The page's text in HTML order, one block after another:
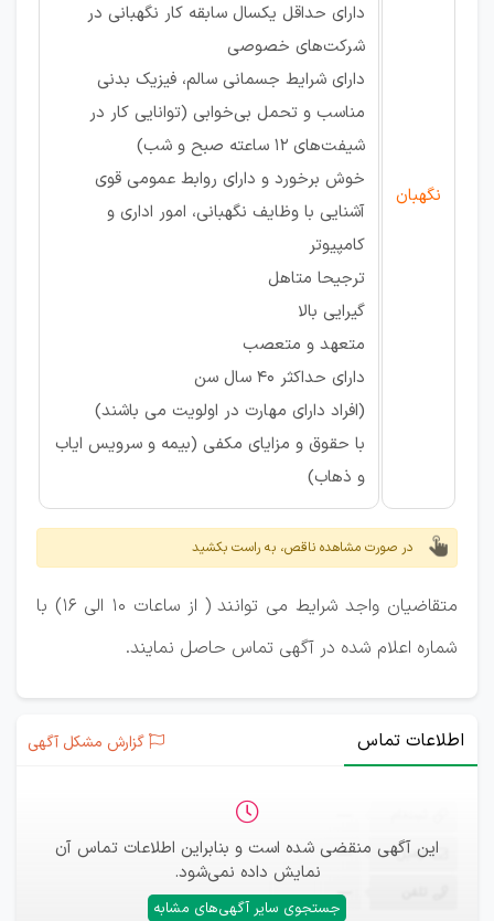
نگهبان
دارای حداقل یکسال سابقه کار نگهبانی در
شرکت‌های خصوصی
دارای شرایط جسمانی سالم، فیزیک بدنی
مناسب و تحمل بی‌خوابی (توانایی کار در
شیفت‌های 12 ساعته صبح و شب)
خوش برخورد و دارای روابط عمومی قوی
آشنایی با وظایف نگهبانی، امور اداری و
کامپیوتر
ترجیحا متاهل
گیرایی بالا
متعهد و متعصب
دارای حداکثر 40 سال سن
(افراد دارای مهارت در اولویت می باشند)
با حقوق و مزایای مکفی (بیمه و سرویس ایاب
و ذهاب)
در صورت مشاهده ناقص، به راست بکشید
متقاضیان واجد شرایط می توانند ( از ساعات 10 الی 16) با
شماره اعلام شده در آگهی تماس حاصل نمایند.
اطلاعات تماس گزارش مشکل آگهی
این آگهی منقضی شده است و بنابراین اطلاعات تماس آن
نمایش داده نمی‌شود.
جستجوی سایر آگهی‌های مشابه
ایمیل —
—